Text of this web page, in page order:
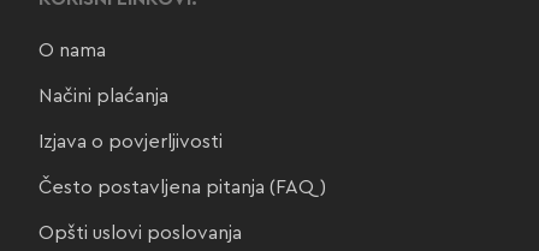
O nama
Načini plaćanja
Izjava o povjerljivosti
Često postavljena pitanja (FAQ)
Opšti uslovi poslovanja